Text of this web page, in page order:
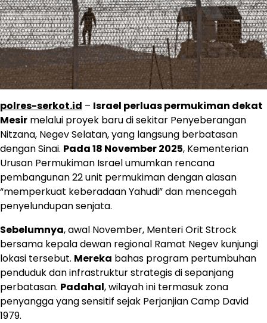
polres-serkot.id – Israel perluas permukiman dekat
Mesir melalui proyek baru di sekitar Penyeberangan
Nitzana, Negev Selatan, yang langsung berbatasan
dengan Sinai. Pada 18 November 2025, Kementerian
Urusan Permukiman Israel umumkan rencana
pembangunan 22 unit permukiman dengan alasan
“memperkuat keberadaan Yahudi” dan mencegah
penyelundupan senjata.
Sebelumnya, awal November, Menteri Orit Strock
bersama kepala dewan regional Ramat Negev kunjungi
lokasi tersebut. Mereka bahas program pertumbuhan
penduduk dan infrastruktur strategis di sepanjang
perbatasan. Padahal, wilayah ini termasuk zona
penyangga yang sensitif sejak Perjanjian Camp David
1979.